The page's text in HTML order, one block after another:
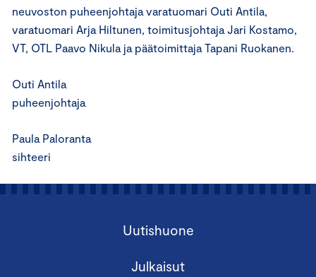
neuvoston puheenjohtaja varatuomari Outi Antila,
varatuomari Arja Hiltunen, toimitusjohtaja Jari Kostamo,
VT, OTL Paavo Nikula ja päätoimittaja Tapani Ruokanen.
Outi Antila
puheenjohtaja
Paula Paloranta
sihteeri
Uutishuone
Julkaisut